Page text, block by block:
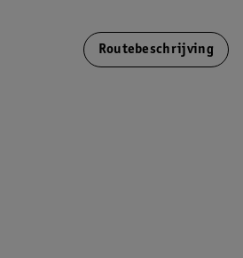
Routebeschrijving